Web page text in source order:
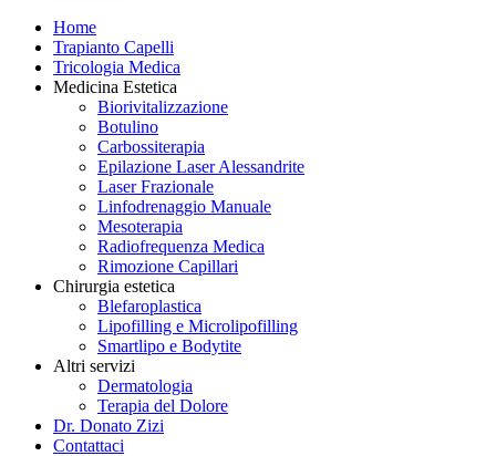
Home
Trapianto Capelli
Tricologia Medica
Medicina Estetica
Biorivitalizzazione
Botulino
Carbossiterapia
Epilazione Laser Alessandrite
Laser Frazionale
Linfodrenaggio Manuale
Mesoterapia
Radiofrequenza Medica
Rimozione Capillari
Chirurgia estetica
Blefaroplastica
Lipofilling e Microlipofilling
Smartlipo e Bodytite
Altri servizi
Dermatologia
Terapia del Dolore
Dr. Donato Zizi
Contattaci